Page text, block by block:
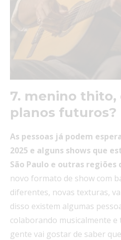
7. menino thito,
planos futuros?
As pessoas já podem
2025 e alguns shows que
São Paulo e outras regiões
novo formato de show com
diferentes, novas texturas,
disso existem algumas
colaborando musicalmente
gente vai gostar de saber